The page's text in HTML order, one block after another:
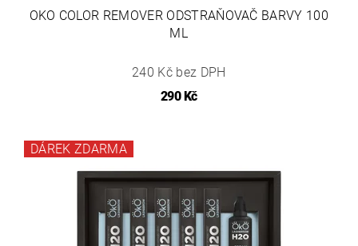
OKO COLOR REMOVER ODSTRAŇOVAČ BARVY 100
ML
240 Kč bez DPH
290 Kč
DÁREK ZDARMA